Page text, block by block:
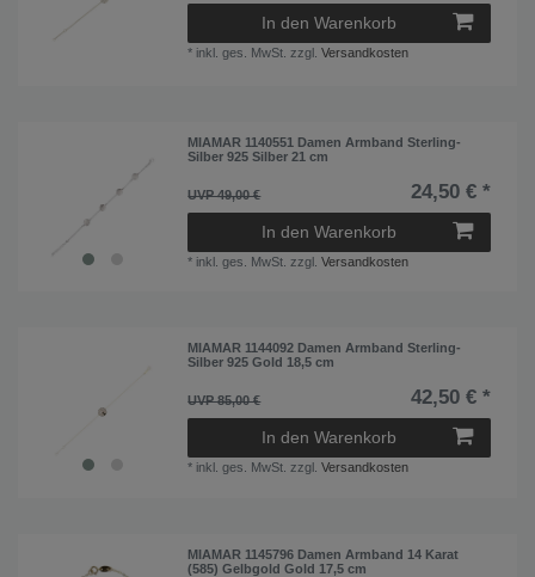
In den Warenkorb
* inkl. ges. MwSt. zzgl.Versandkosten
MIAMAR 1140551 Damen Armband Sterling-
Silber 925 Silber 21 cm
UVP 49,00 € 24,50 € *
In den Warenkorb
* inkl. ges. MwSt. zzgl.Versandkosten
MIAMAR 1144092 Damen Armband Sterling-
Silber 925 Gold 18,5 cm
UVP 85,00 € 42,50 € *
In den Warenkorb
* inkl. ges. MwSt. zzgl.Versandkosten
MIAMAR 1145796 Damen Armband 14 Karat
(585) Gelbgold Gold 17,5 cm